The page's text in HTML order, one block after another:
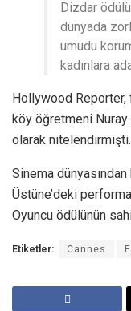
Dizdar
dünyada
umudu
kadınlara
Hollywood
köy öğretmeni Nuray
olarak nitelendirmişti.
Sinema
Üstüne’deki
Oyuncu ödülünün
Etiketler: Cannes